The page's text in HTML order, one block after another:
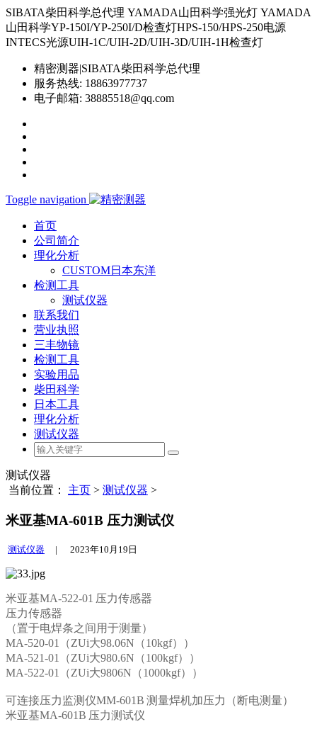
SIBATA柴田科学总代理 YAMADA山田科学强光灯 YAMADA
山田科学YP-150I/YP-250I/D检查灯HPS-150/HPS-250电源
INTECS光源UIH-1C/UIH-2D/UIH-3D/UIH-1H检查灯
精密测器|SIBATA柴田科学总代理
服务热线: 18863977737
电子邮箱: 38885518@qq.com
Toggle navigation
首页
公司简介
理化分析
CUSTOM日本东洋
检测工具
测试仪器
联系我们
营业执照
三丰物镜
检测工具
实验用品
柴田科学
日本工具
理化分析
测试仪器
测试仪器
当前位置： 主页 > 测试仪器 >
米亚基MA-601B 压力测试仪
测试仪器 | 2023年10月19日
米亚基MA-522-01 压力传感器
压力传感器
（置于电焊条之间用于测量）
MA-520-01（ZUi大98.06N（10kgf））
MA-521-01（ZUi大980.6N（100kgf））
MA-522-01（ZUi大9806N（1000kgf））
可连接压力监测仪MM-601B 测量焊机加压力（断电测量）
米亚基MA-601B 压力测试仪